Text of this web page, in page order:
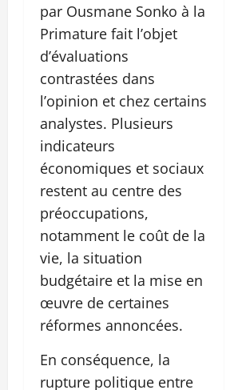
par Ousmane Sonko à la
Primature fait l’objet
d’évaluations
contrastées dans
l’opinion et chez certains
analystes. Plusieurs
indicateurs
économiques et sociaux
restent au centre des
préoccupations,
notamment le coût de la
vie, la situation
budgétaire et la mise en
œuvre de certaines
réformes annoncées.
En conséquence, la
rupture politique entre